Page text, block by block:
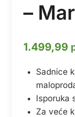
–
1.499,99
Sadnice
Isporuka
Za veće